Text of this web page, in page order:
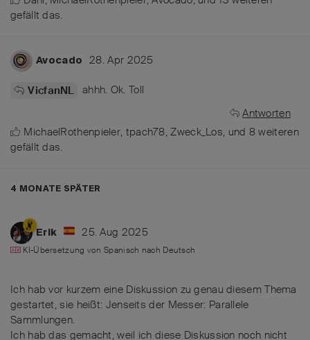
gefällt das.
Avocado 28. Apr 2025
VicfanNL
ahhh. Ok. Toll
Antworten
MichaelRothenpieler, tpach78,Zweck_Los, und 8 weiteren
gefällt das.
4 MONATE SPÄTER
Erik 25. Aug 2025
KI-Übersetzung vonSpanisch nach Deutsch
Ich hab vor kurzem eine Diskussion zu genau diesem Thema
gestartet, sie heißt: Jenseits der Messer: Parallele
Sammlungen.
Ich hab das gemacht, weil ich diese Diskussion noch nicht